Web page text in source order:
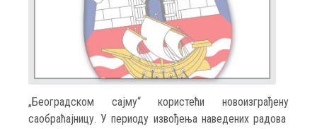
„Београдском сајму“ користећи новоизграђену
саобраћајницу. У периоду извођења наведених радова